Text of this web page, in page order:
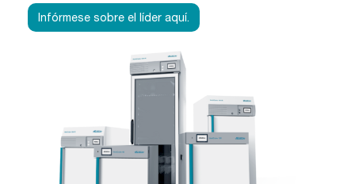
Infórmese sobre el líder aquí.